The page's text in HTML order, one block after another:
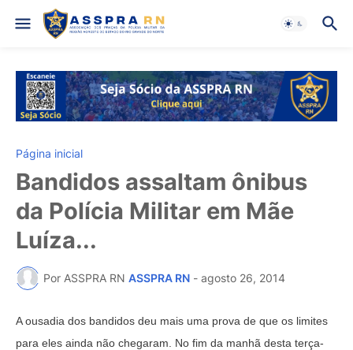
Página inicial
Bandidos assaltam ônibus
da Polícia Militar em Mãe
Luíza...
Por ASSPRA RN ASSPRA RN - agosto 26, 2014
A ousadia dos bandidos deu mais uma prova de que os limites
para eles ainda não chegaram. No fim da manhã desta terça-